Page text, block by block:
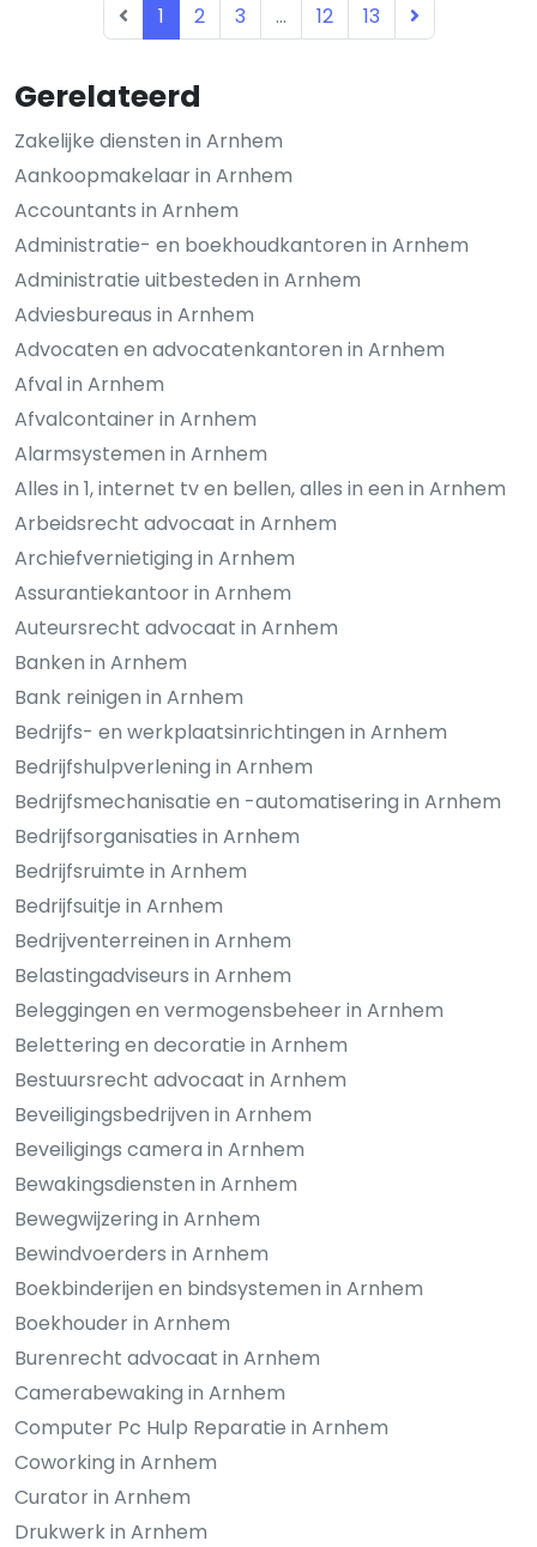
Gerelateerd
Zakelijke diensten in Arnhem
Aankoopmakelaar in Arnhem
Accountants in Arnhem
Administratie- en boekhoudkantoren in Arnhem
Administratie uitbesteden in Arnhem
Adviesbureaus in Arnhem
Advocaten en advocatenkantoren in Arnhem
Afval in Arnhem
Afvalcontainer in Arnhem
Alarmsystemen in Arnhem
Alles in 1, internet tv en bellen, alles in een in Arnhem
Arbeidsrecht advocaat in Arnhem
Archiefvernietiging in Arnhem
Assurantiekantoor in Arnhem
Auteursrecht advocaat in Arnhem
Banken in Arnhem
Bank reinigen in Arnhem
Bedrijfs- en werkplaatsinrichtingen in Arnhem
Bedrijfshulpverlening in Arnhem
Bedrijfsmechanisatie en -automatisering in Arnhem
Bedrijfsorganisaties in Arnhem
Bedrijfsruimte in Arnhem
Bedrijfsuitje in Arnhem
Bedrijventerreinen in Arnhem
Belastingadviseurs in Arnhem
Beleggingen en vermogensbeheer in Arnhem
Belettering en decoratie in Arnhem
Bestuursrecht advocaat in Arnhem
Beveiligingsbedrijven in Arnhem
Beveiligings camera in Arnhem
Bewakingsdiensten in Arnhem
Bewegwijzering in Arnhem
Bewindvoerders in Arnhem
Boekbinderijen en bindsystemen in Arnhem
Boekhouder in Arnhem
Burenrecht advocaat in Arnhem
Camerabewaking in Arnhem
Computer Pc Hulp Reparatie in Arnhem
Coworking in Arnhem
Curator in Arnhem
Drukwerk in Arnhem
1 2 3 ... 12 13